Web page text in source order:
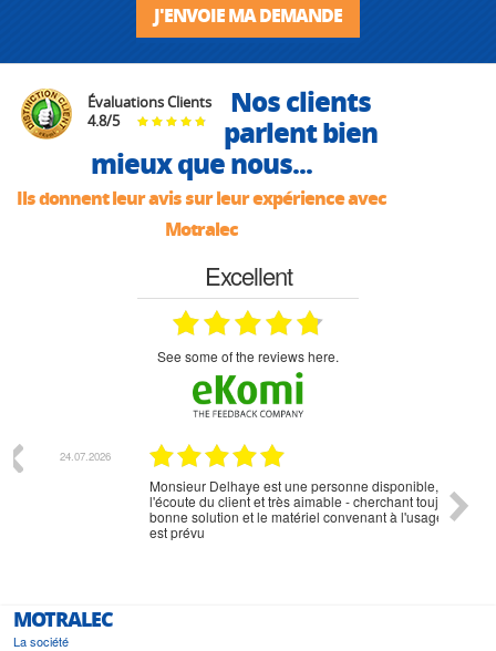
J'ENVOIE MA DEMANDE
Évaluations Clients
4.8/5
Nos clients
parlent bien
mieux que nous...
Ils donnent leur avis sur leur expérience avec
Motralec
Excellent
see some of the reviews here.
Monsieur Delhaye est une personne disponible, à
l'écoute du client et très aimable - cherchant toujours la
bonne solution et le matériel convenant à l'usage qui en
MOTRALEC
La société